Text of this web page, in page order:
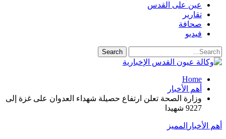
عين على القدس
تقارير
صحافة
فيديو
Home
أهم الأخبار
وزارة الصحة تعلن ارتفاع حصيلة شهداء العدوان على غزة إلى
9227 شهيدا
أهم الأخبار المميز